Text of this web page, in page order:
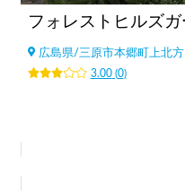
広島県/三原市本郷町上北方
3.00(0)